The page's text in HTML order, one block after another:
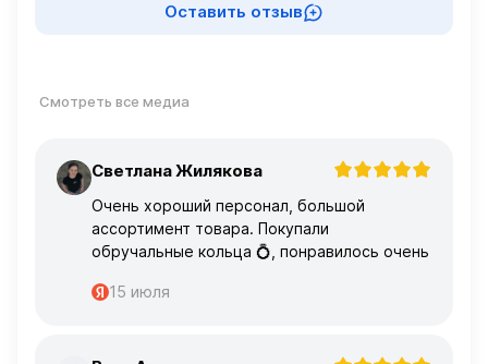
Оставить отзыв
Смотреть все медиа
С Светлана Жилякова
Очень хороший персонал, большой
ассортимент товара. Покупали
обручальные кольца 💍, понравилось очень
15 июля